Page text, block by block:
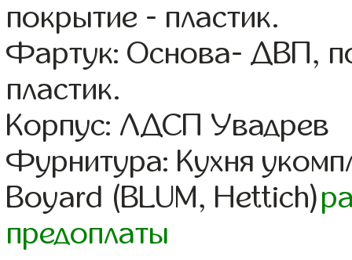
покрытие - пластик.
Фартук: Основа- ДВП,
пластик.
Корпус: ЛДСП Увадрев
Фурнитура: Кухня
Boyard (BLUM, Hettich)
предоплаты